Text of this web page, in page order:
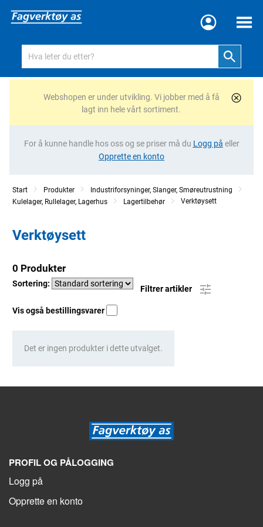
Meny
Webshopen er under utvikling. Vi jobber med å få
lagt inn hele vårt sortiment.
For å kunne handle hos oss og se priser må du Logg på eller
Opprette en konto
Start Produkter
Industriforsyninger, Slanger, Smøreutrustning
Kulelager, Rullelager, Lagerhus
Lagertilbehør Verktøysett
Verktøysett
0 Produkter
Sortering:
Filtrer artikler
Vis også bestillingsvarer
Det er ingen produkter i dette utvalget.
PROFIL OG PÅLOGGING
Logg på
Opprette en konto